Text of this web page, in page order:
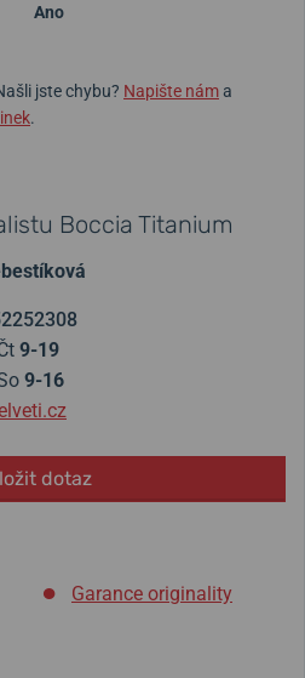
Ano
jste chybu? Napište náma
.
Boccia Titanium
9-19
9-16
dotaz
Garance originality